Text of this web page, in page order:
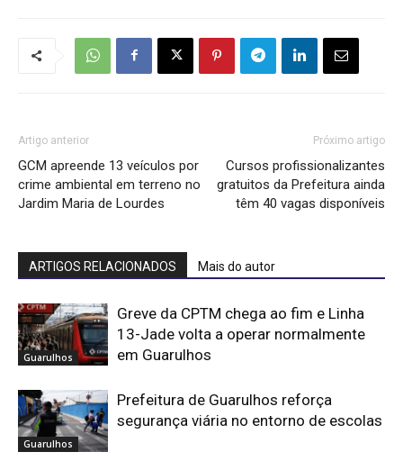
Artigo anterior
GCM apreende 13 veículos por
crime ambiental em terreno no
Jardim Maria de Lourdes
Próximo artigo
Cursos profissionalizantes
gratuitos da Prefeitura ainda
têm 40 vagas disponíveis
ARTIGOS RELACIONADOS Mais do autor
Guarulhos
Greve da CPTM chega ao fim e Linha
13-Jade volta a operar normalmente
em Guarulhos
Guarulhos
Prefeitura de Guarulhos reforça
segurança viária no entorno de escolas